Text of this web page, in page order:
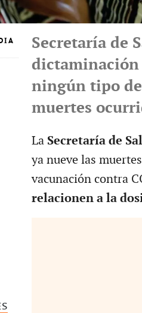
Secretaría de
dictaminación
ningún tipo
muertes
La Secretaría de
ya nueve las
vacunación contra
relacionen a la